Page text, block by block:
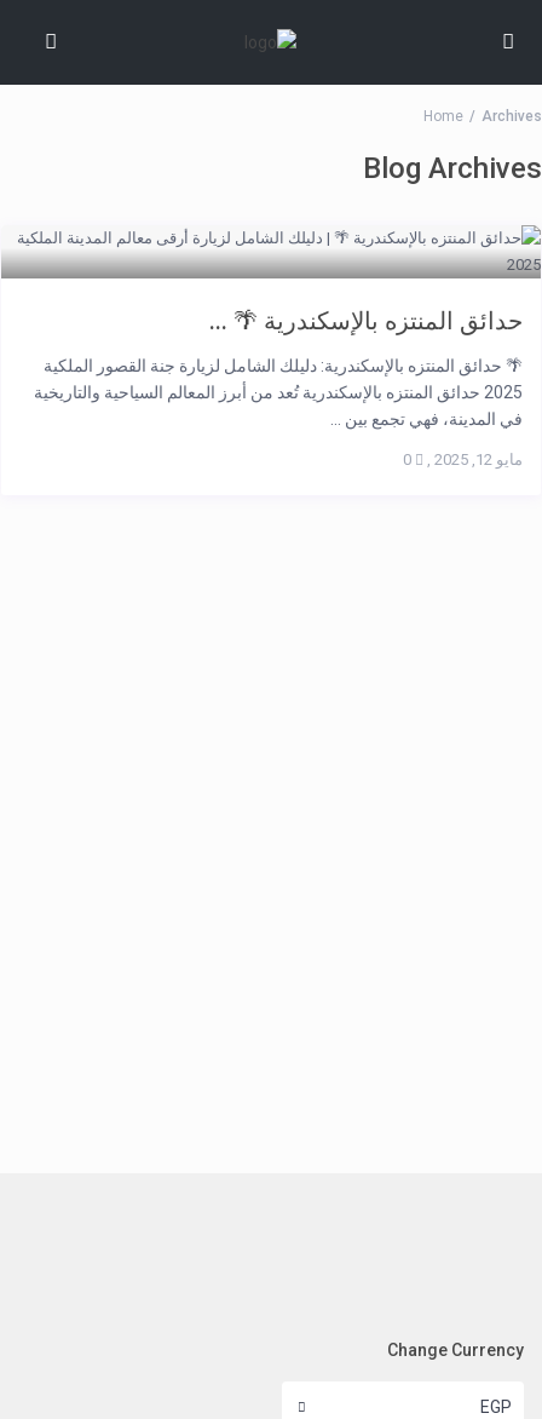
Home Archives
Blog Archives
حدائق المنتزه بالإسكندرية 🌴 ...
🌴 حدائق المنتزه بالإسكندرية: دليلك الشامل لزيارة جنة القصور الملكية
2025 حدائق المنتزه بالإسكندرية تُعد من أبرز المعالم السياحية والتاريخية
في المدينة، فهي تجمع بين ...
مايو 12, 2025 ,
0
Change Currency
EGP